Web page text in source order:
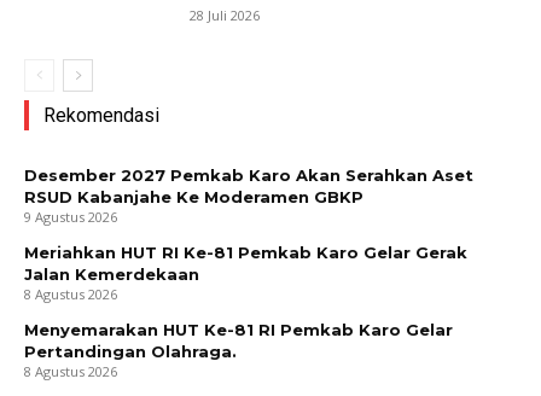
28 Juli 2026
Rekomendasi
Desember 2027 Pemkab Karo Akan Serahkan Aset
RSUD Kabanjahe Ke Moderamen GBKP
9 Agustus 2026
Meriahkan HUT RI Ke-81 Pemkab Karo Gelar Gerak
Jalan Kemerdekaan
8 Agustus 2026
Menyemarakan HUT Ke-81 RI Pemkab Karo Gelar
Pertandingan Olahraga.
8 Agustus 2026